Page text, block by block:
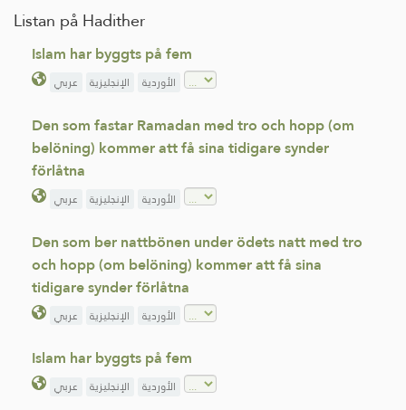
Listan på Hadither
Islam har byggts på fem
عربي الإنجليزية الأوردية
Den som fastar Ramadan med tro och hopp (om
belöning) kommer att få sina tidigare synder
förlåtna
عربي الإنجليزية الأوردية
Den som ber nattbönen under ödets natt med tro
och hopp (om belöning) kommer att få sina
tidigare synder förlåtna
عربي الإنجليزية الأوردية
Islam har byggts på fem
عربي الإنجليزية الأوردية